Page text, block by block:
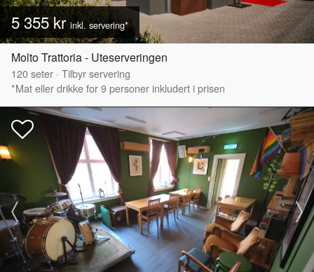
5 355 krinkl. servering*
Molto Trattoria - Uteserveringen
120seter · Tilbyr servering
*Mat eller drikke for 9 personer inkludert i prisen